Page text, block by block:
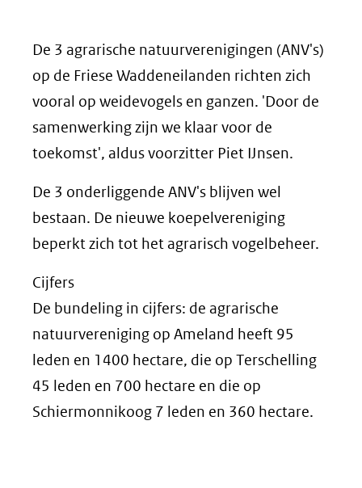
De 3 agrarische natuurverenigingen (ANV's)
op de Friese Waddeneilanden richten zich
vooral op weidevogels en ganzen. 'Door de
samenwerking zijn we klaar voor de
toekomst', aldus voorzitter Piet IJnsen.
De 3 onderliggende ANV's blijven wel
bestaan. De nieuwe koepelvereniging
beperkt zich tot het agrarisch vogelbeheer.
Cijfers
De bundeling in cijfers: de agrarische
natuurvereniging op Ameland heeft 95
leden en 1400 hectare, die op Terschelling
45 leden en 700 hectare en die op
Schiermonnikoog 7 leden en 360 hectare.